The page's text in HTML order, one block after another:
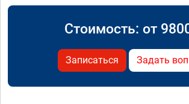
Стоимость: от
Записаться Задать